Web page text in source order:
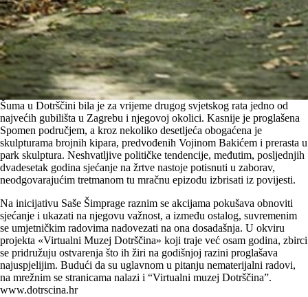
Šuma u Dotrščini bila je za vrijeme drugog svjetskog rata jedno od
najvećih gubilišta u Zagrebu i njegovoj okolici. Kasnije je proglašena
Spomen područjem, a kroz nekoliko desetljeća obogaćena je
skulpturama brojnih kipara, predvođenih Vojinom Bakićem i prerasta u
park skulptura. Neshvatljive političke tendencije, međutim, posljednjih
dvadesetak godina sjećanje na žrtve nastoje potisnuti u zaborav,
neodgovarajućim tretmanom tu mračnu epizodu izbrisati iz povijesti.
Na inicijativu Saše Šimprage raznim se akcijama pokušava obnoviti
sjećanje i ukazati na njegovu važnost, a između ostalog, suvremenim
se umjetničkim radovima nadovezati na ona dosadašnja. U okviru
projekta «Virtualni Muzej Dotrščina» koji traje već osam godina, zbirci
se pridružuju ostvarenja što ih žiri na godišnjoj razini proglašava
najuspjelijim. Budući da su uglavnom u pitanju nematerijalni radovi,
na mrežnim se stranicama nalazi i “Virtualni muzej Dotrščina”.
www.dotrscina.hr